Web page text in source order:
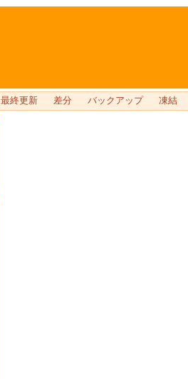
最終更新 差分 バックアップ 凍結